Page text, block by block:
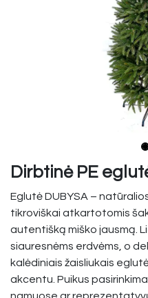
Dirbtinė PE
Eglutė DUBYSA –
tikroviškai atkartotomis
autentišką miško jausmą.
siauresnėms erdvėms, o
kalėdiniais žaisliukais
akcentu. Puikus